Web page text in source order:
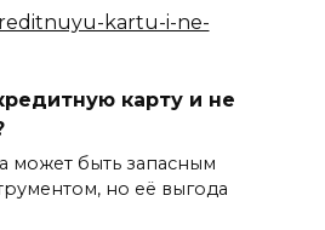
карту и не
может быть запасным
но её выгода